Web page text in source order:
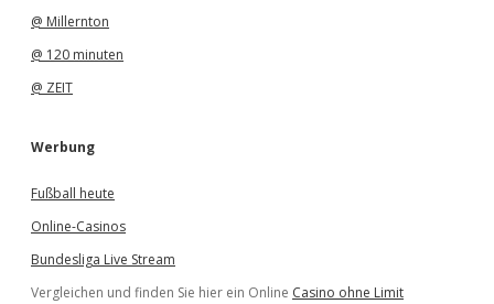
@ Millernton
@ 120 minuten
@ ZEIT
Werbung
Fußball heute
Online-Casinos
Bundesliga Live Stream
Vergleichen und finden Sie hier ein Online Casino ohne Limit